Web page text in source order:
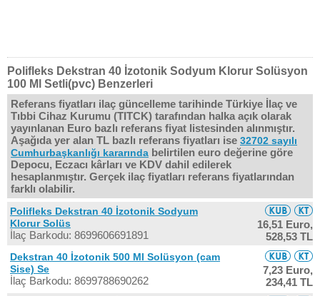
Polifleks Dekstran 40 İzotonik Sodyum Klorur Solüsyon
100 Ml Setli(pvc) Benzerleri
Referans fiyatları ilaç güncelleme tarihinde Türkiye İlaç ve
Tıbbi Cihaz Kurumu (TITCK) tarafından halka açık olarak
yayınlanan Euro bazlı referans fiyat listesinden alınmıştır.
Aşağıda yer alan TL bazlı referans fiyatları ise 32702 sayılı
Cumhurbaşkanlığı kararında belirtilen euro değerine göre
Depocu, Eczacı kârları ve KDV dahil edilerek
hesaplanmıştır. Gerçek ilaç fiyatları referans fiyatlarından
farklı olabilir.
Polifleks Dekstran 40 İzotonik Sodyum
Klorur Solüs
İlaç Barkodu: 8699606691891
16,51 Euro,
528,53 TL
Dekstran 40 İzotonik 500 Ml Solüsyon (cam
Sise) Se
İlaç Barkodu: 8699788690262
7,23 Euro,
234,41 TL